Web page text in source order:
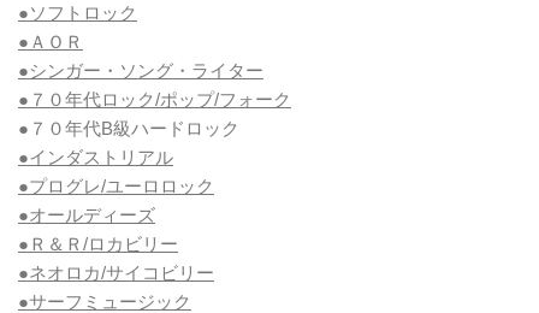
●ソフトロック
●ＡＯＲ
●シンガー・ソング・ライター
●７０年代ロック/ポップ/フォーク
●７０年代B級ハードロック
●インダストリアル
●プログレ/ユーロロック
●オールディーズ
●Ｒ＆Ｒ/ロカビリー
●ネオロカ/サイコビリー
●サーフミュージック